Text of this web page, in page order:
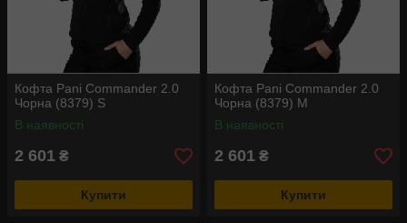
Кофта Pani Commander 2.0
Чорна (8379) S
В наявності
2 601 ₴
Купити
Кофта Pani Commander 2.0
Чорна (8379) M
В наявності
2 601 ₴
Купити